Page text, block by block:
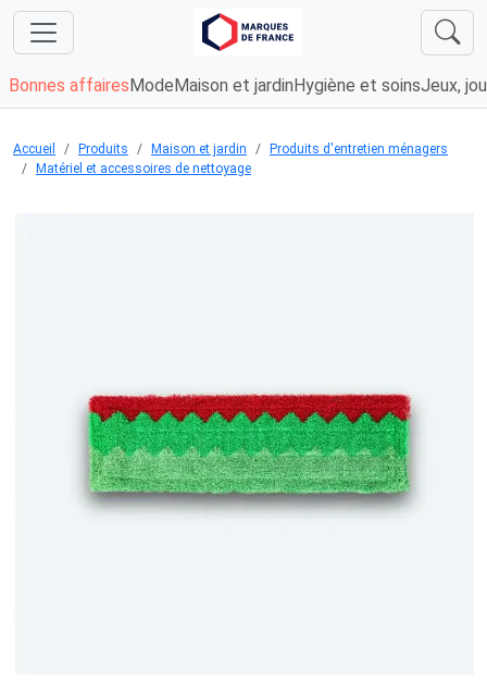
Bonnes affaires Mode Maison et jardin Hygiène et soinsJeux,
Accueil Produits Maison et jardin
Produits d'entretien ménagers
Matériel et accessoires de nettoyage